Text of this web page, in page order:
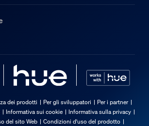
dei prodotti Per gli sviluppatori
Per i partner
Informativa sui cookie
Informativa sulla privacy
del sito Web
Condizioni d'uso del prodotto